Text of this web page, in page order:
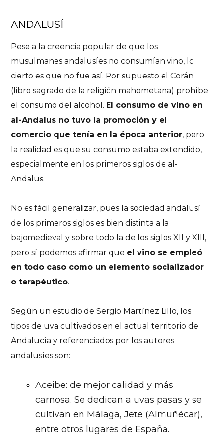
ANDALUSÍ
Pese a la creencia popular de que los
musulmanes andalusíes no consumían vino, lo
cierto es que no fue así. Por supuesto el Corán
(libro sagrado de la religión mahometana) prohíbe
el consumo del alcohol. El consumo de vino en
al-Andalus no tuvo la promoción y el
comercio que tenía en la época anterior, pero
la realidad es que su consumo estaba extendido,
especialmente en los primeros siglos de al-
Andalus.
No es fácil generalizar, pues la sociedad andalusí
de los primeros siglos es bien distinta a la
bajomedieval y sobre todo la de los siglos XII y XIII,
pero sí podemos afirmar que el vino se empleó
en todo caso como un elemento socializador
o terapéutico.
Según un estudio de Sergio Martínez Lillo, los
tipos de uva cultivados en el actual territorio de
Andalucía y referenciados por los autores
andalusíes son:
Aceibe: de mejor calidad y más
carnosa. Se dedican a uvas pasas y se
cultivan en Málaga, Jete (Almuñécar),
entre otros lugares de España.